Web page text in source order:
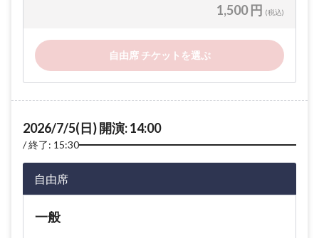
1,500 円 (税込)
自由席 チケットを選ぶ
2026/7/5(日) 開演: 14:00
終了: 15:30
自由席
一般